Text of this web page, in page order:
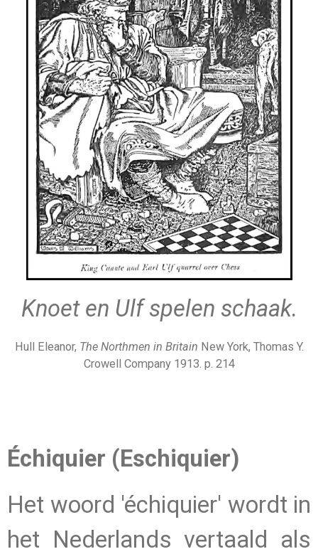
Knoet en Ulf spelen schaak.
Hull Eleanor, The Northmen in Britain New York, Thomas Y.
Crowell Company 1913. p. 214
Échiquier (Eschiquier)
Het woord 'échiquier' wordt in
het Nederlands vertaald als